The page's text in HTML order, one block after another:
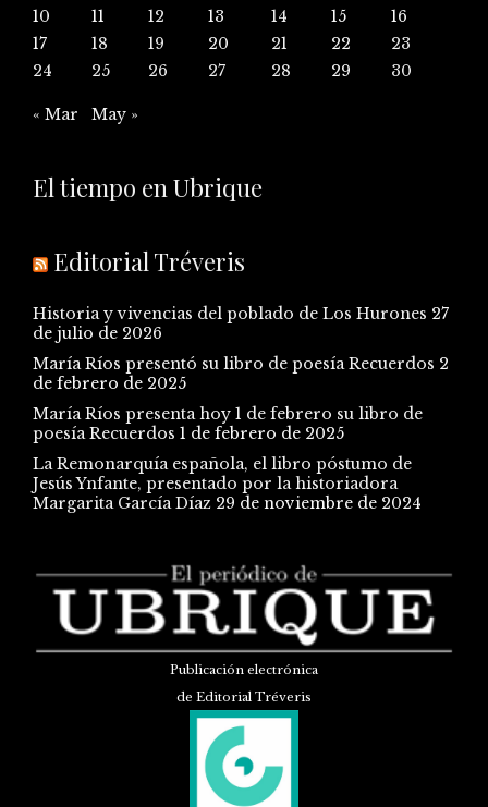
10
11 12 13 14 15
16
17
18 19 20 21 22
23
24
25 26 27 28 29 30
« Mar May »
El tiempo en Ubrique
Editorial Tréveris
Historia y vivencias del poblado de Los Hurones 27
de julio de 2026
María Ríos presentó su libro de poesía Recuerdos 2
de febrero de 2025
María Ríos presenta hoy 1 de febrero su libro de
poesía Recuerdos 1 de febrero de 2025
La Remonarquía española, el libro póstumo de
Jesús Ynfante, presentado por la historiadora
Margarita García Díaz 29 de noviembre de 2024
Publicación electrónica
de Editorial Tréveris